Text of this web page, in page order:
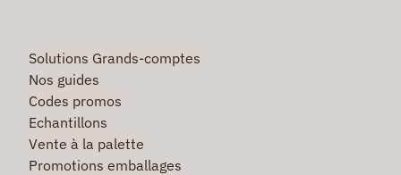
Solutions Grands-comptes
Nos guides
Codes promos
Echantillons
Vente à la palette
Promotions emballages